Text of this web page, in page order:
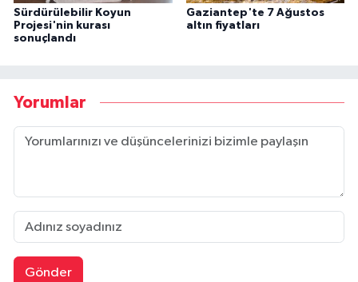
Sürdürülebilir Koyun
Projesi'nin kurası
sonuçlandı
Gaziantep'te 7 Ağustos
altın fiyatları
Yorumlar
Gönder